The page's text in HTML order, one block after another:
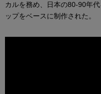
カルを務め、日本の80-90年
ップをベースに制作された。